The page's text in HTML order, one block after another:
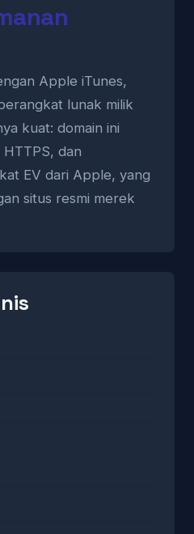
Apple iTunes,
lunak milik
kuat: domain ini
dan
EV dari Apple, yang
situs resmi merek